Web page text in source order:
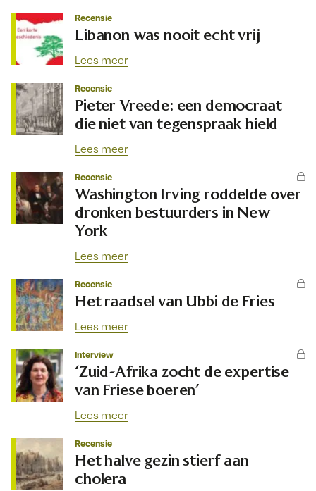
Recensie
Libanon was nooit echt vrij
Lees meer
Recensie
Pieter Vreede: een democraat
die niet van tegenspraak hield
Lees meer
Recensie
Washington Irving roddelde over
dronken bestuurders in New
York
Lees meer
Recensie
Het raadsel van Ubbi de Fries
Lees meer
Interview
‘Zuid-Afrika zocht de expertise
van Friese boeren’
Lees meer
Recensie
Het halve gezin stierf aan
cholera